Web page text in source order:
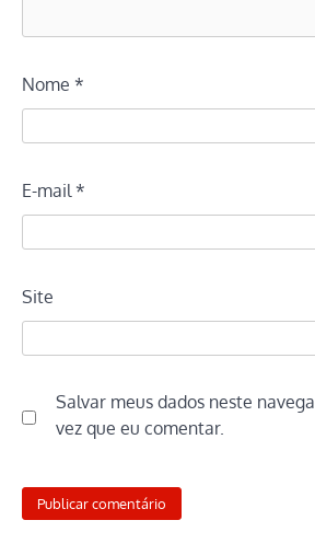
Nome *
E-mail*
Site
Salvar meus dados neste
vez que eu comentar.